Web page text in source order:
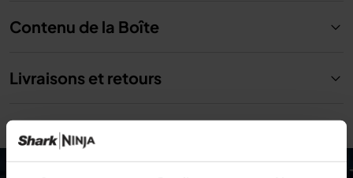
Contenu de la Boîte
Livraisons et retours